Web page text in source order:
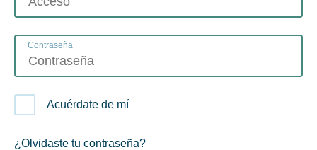
Contraseña
Acuérdate de mí
¿Olvidaste tu contraseña?